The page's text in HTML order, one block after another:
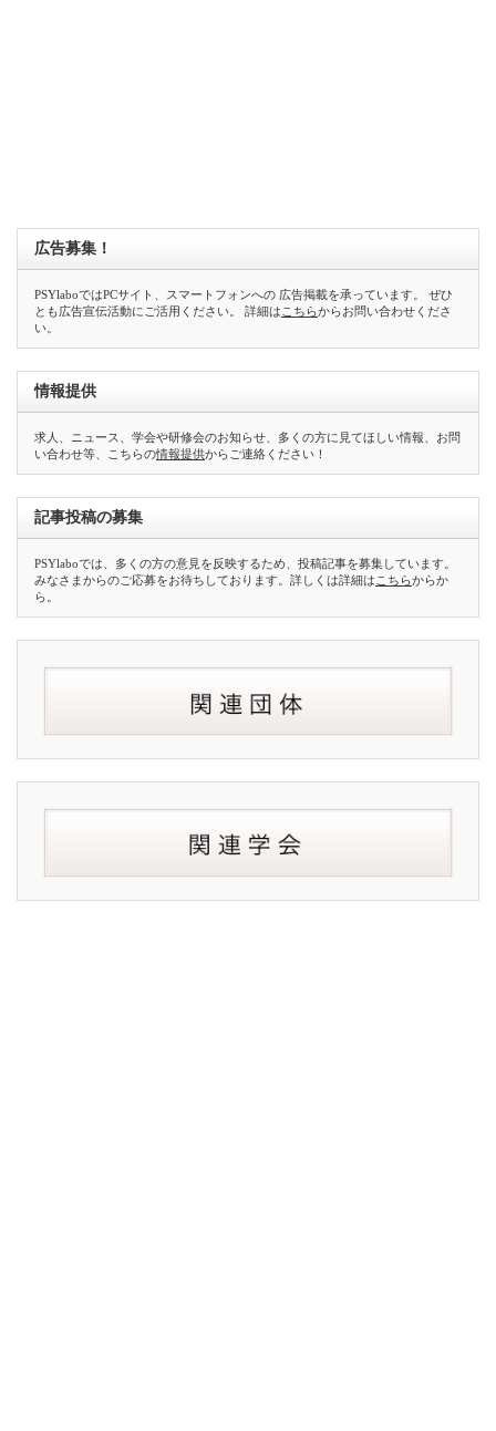
広告募集！
PSYlaboではPCサイト、スマートフォンへの 広告掲載を承っています。 ぜひ
とも広告宣伝活動にご活用ください。 詳細は こちらからお問い合わせくださ
い。
情報提供
求人、ニュース、学会や研修会のお知らせ、多くの方に見てほしい情報、お問
い合わせ等、こちらの情報提供からご連絡ください！
記事投稿の募集
PSYlaboでは、多くの方の意見を反映するため、投稿記事を募集しています。
みなさまからのご応募をお待ちしております。詳しくは詳細は こちらからか
ら。